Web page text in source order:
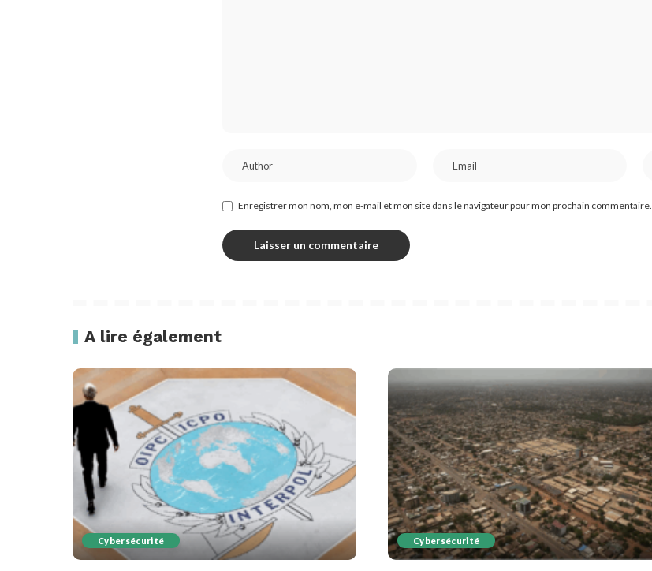
Enregistrer mon nom, mon e-mail et mon site dans le navigateur pour mon prochain commentaire.
A lire également
Cybersécurité Cybersécurité